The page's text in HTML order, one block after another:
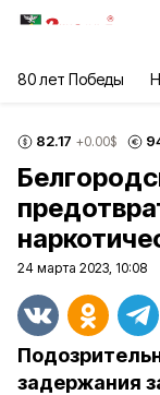
80 лет Победы
82.17 +0.00$
24 марта 2023, 10:08
задержания